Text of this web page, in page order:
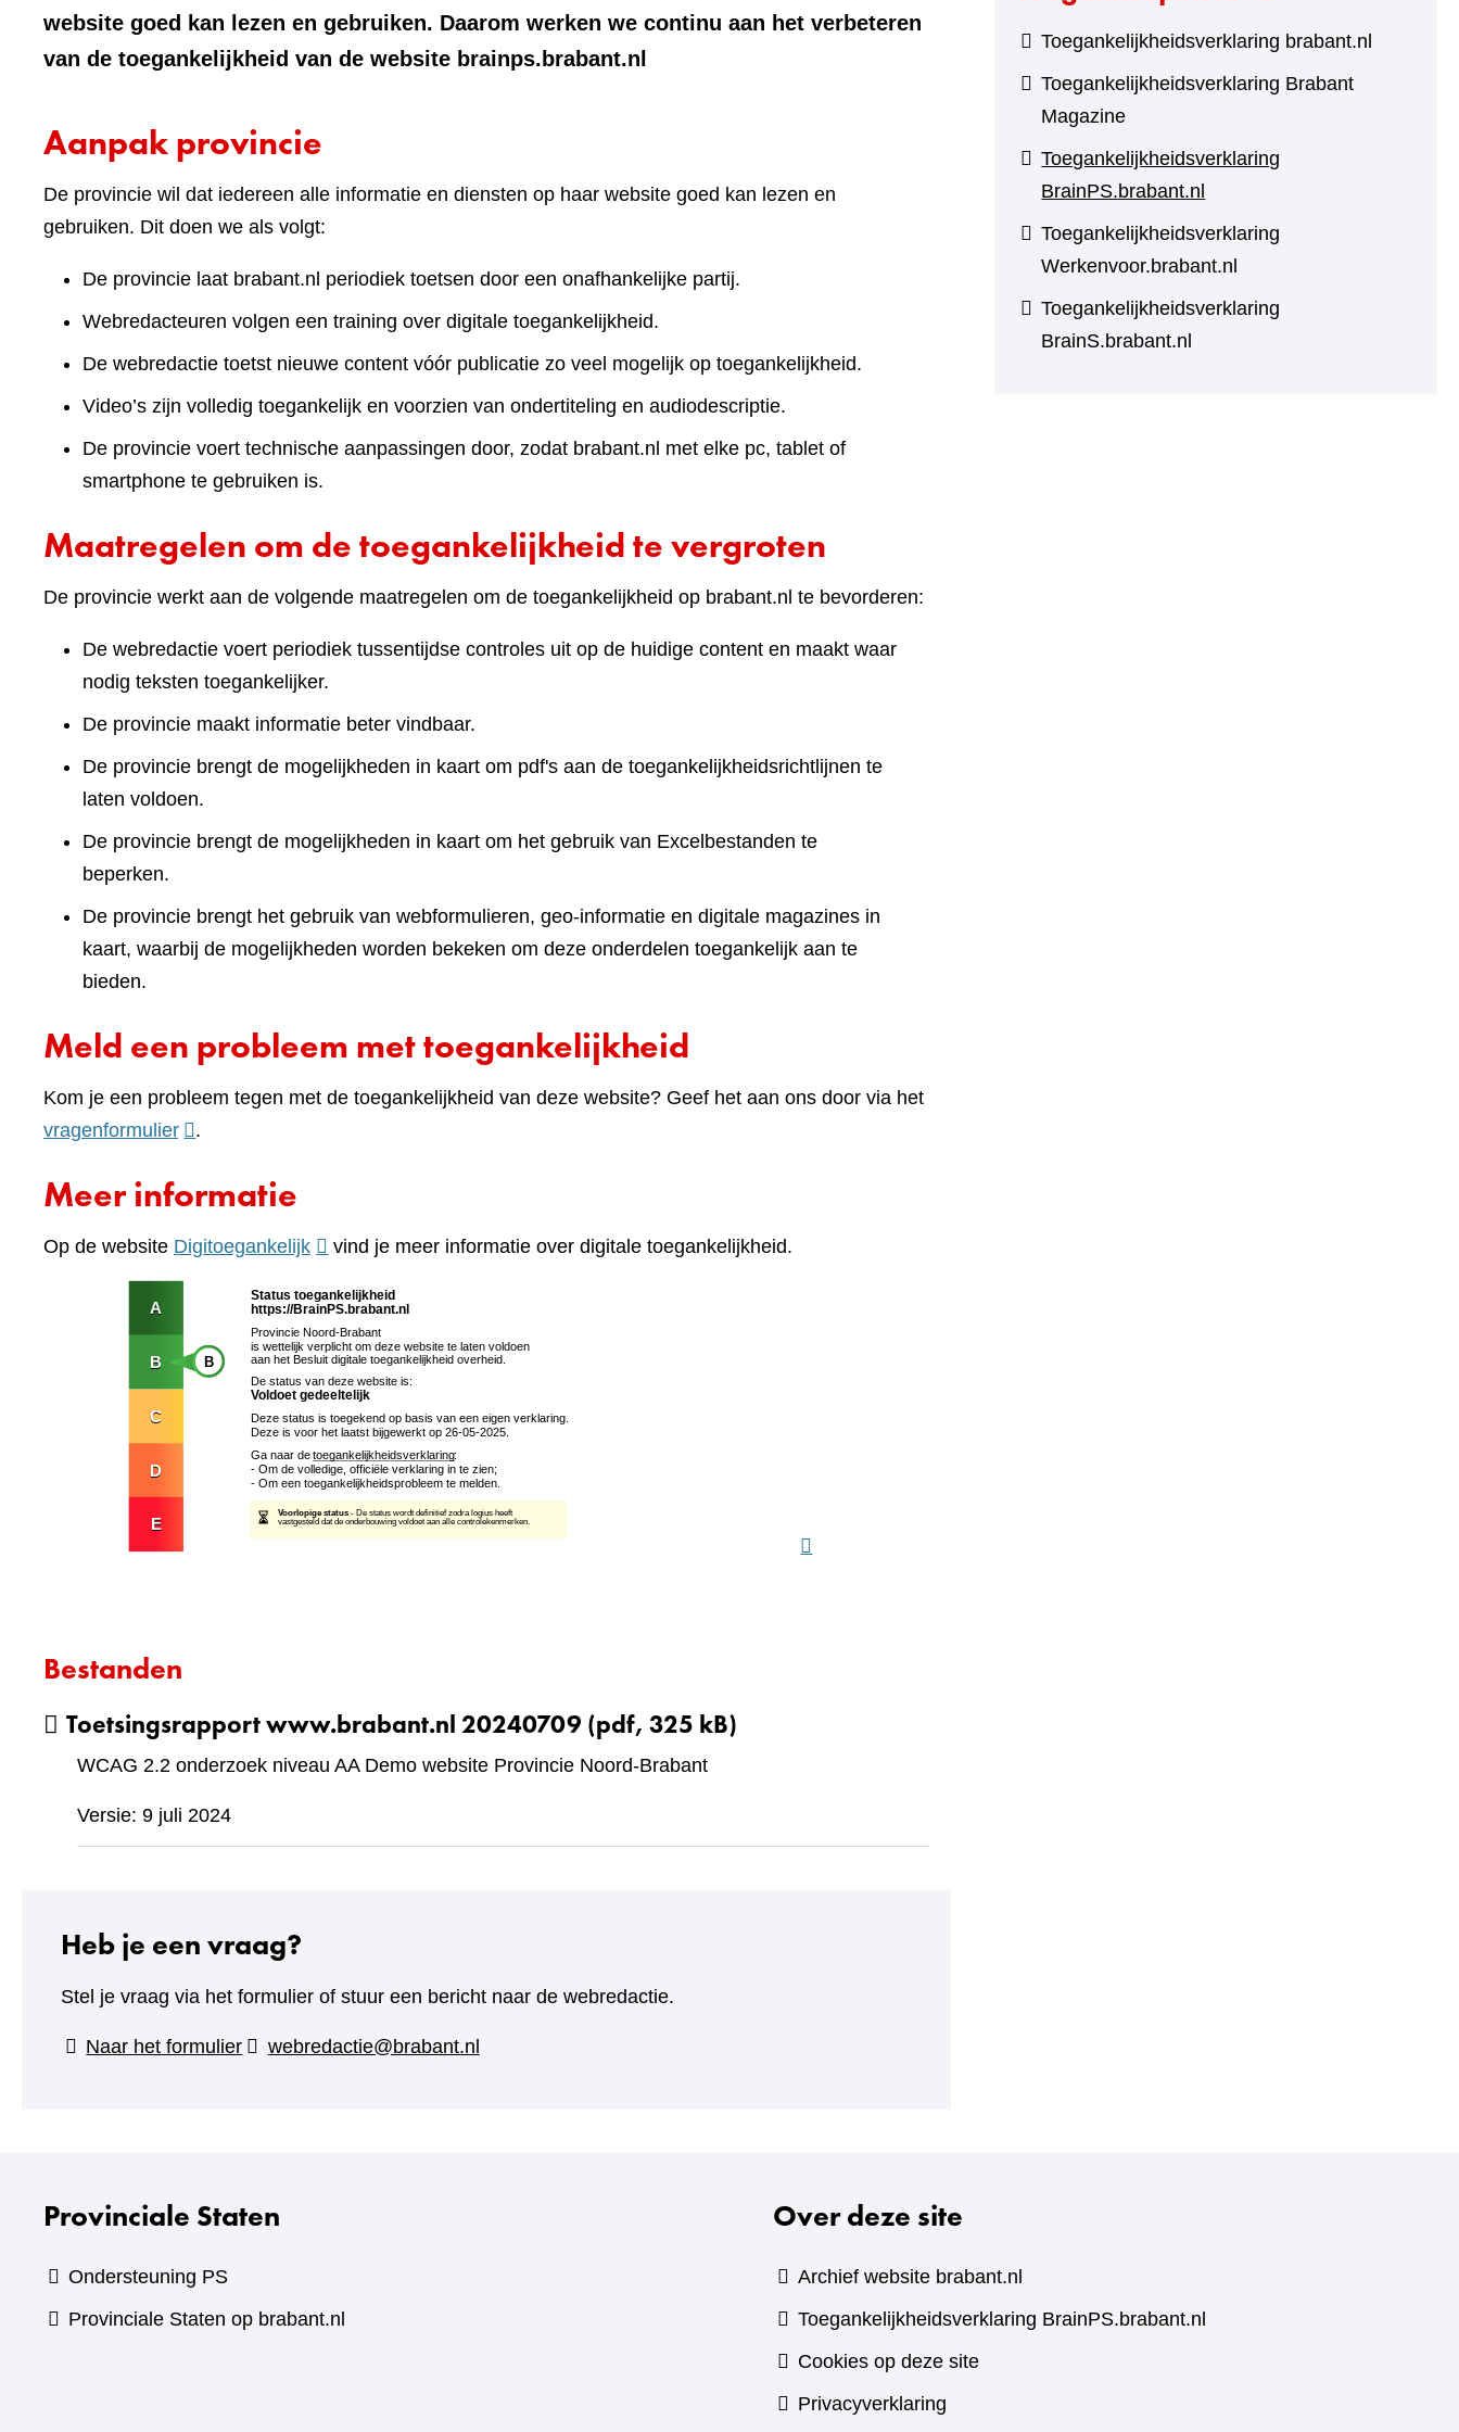
website goed kan lezen en gebruiken. Daarom werken we continu aan het verbeteren
van de toegankelijkheid van de website brainps.brabant.nl
Aanpak provincie
De provincie wil dat iedereen alle informatie en diensten op haar website goed kan lezen en
gebruiken. Dit doen we als volgt:
De provincie laat brabant.nl periodiek toetsen door een onafhankelijke partij.
Webredacteuren volgen een training over digitale toegankelijkheid.
De webredactie toetst nieuwe content vóór publicatie zo veel mogelijk op toegankelijkheid.
Video’s zijn volledig toegankelijk en voorzien van ondertiteling en audiodescriptie.
De provincie voert technische aanpassingen door, zodat brabant.nl met elke pc, tablet of
smartphone te gebruiken is.
Maatregelen om de toegankelijkheid te vergroten
De provincie werkt aan de volgende maatregelen om de toegankelijkheid op brabant.nl te bevorderen:
De webredactie voert periodiek tussentijdse controles uit op de huidige content en maakt waar
nodig teksten toegankelijker.
De provincie maakt informatie beter vindbaar.
De provincie brengt de mogelijkheden in kaart om pdf's aan de toegankelijkheidsrichtlijnen te
laten voldoen.
De provincie brengt de mogelijkheden in kaart om het gebruik van Excelbestanden te
beperken.
De provincie brengt het gebruik van webformulieren, geo-informatie en digitale magazines in
kaart, waarbij de mogelijkheden worden bekeken om deze onderdelen toegankelijk aan te
bieden.
Meld een probleem met toegankelijkheid
Kom je een probleem tegen met de toegankelijkheid van deze website? Geef het aan ons door via het
vragenformulier(verwijst
een
website)
.
Meer informatie
Op de website Digitoegankelijk(verwijst
een
andere
website)
vind je meer informatie over digitale toegankelijkheid.
Bestanden
Toetsingsrapport www.brabant.nl 20240709 (pdf, 325 kB)
WCAG 2.2 onderzoek niveau AA Demo website Provincie Noord-Brabant
Versie: 9 juli 2024
Heb je een vraag?
Stel je vraag via het formulier of stuur een bericht naar de webredactie.
Naar het formulier(verwijst
webredactie@brabant.nl
Toegankelijkheidsverklaring brabant.nl
Toegankelijkheidsverklaring Brabant
Magazine
Toegankelijkheidsverklaring
BrainPS.brabant.nl
Toegankelijkheidsverklaring
Werkenvoor.brabant.nl
Toegankelijkheidsverklaring
BrainS.brabant.nl
Provinciale Staten
Ondersteuning PS
Provinciale Staten op brabant.nl
Over deze site
Archief website brabant.nl
Toegankelijkheidsverklaring BrainPS.brabant.nl
Cookies op deze site
Privacyverklaring